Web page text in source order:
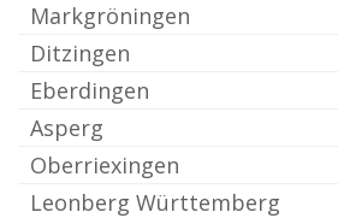
Markgröningen
Ditzingen
Eberdingen
Asperg
Oberriexingen
Leonberg Württemberg